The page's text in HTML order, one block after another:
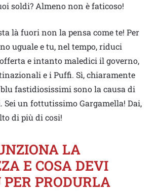
soldi? Almeno non è faticoso!
là fuori non la pensa come te! Per
uguale e tu, nel tempo, riduci
e intanto maledici il governo,
e i Puffi. Sì, chiaramente
fastidiosissimi sono la causa di
un fottutissimo Gargamella! Dai,
di più di cosi!
LA
E COSA DEVI
PRODURLA